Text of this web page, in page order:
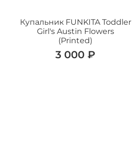
Купальник FUNKITA Toddler
Girl's Austin Flowers
(Printed)
3 000 ₽